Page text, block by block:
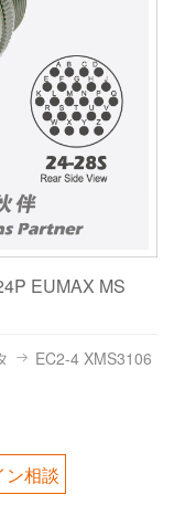
EUMAX MS
EC2-4 XMS3106
ン相談